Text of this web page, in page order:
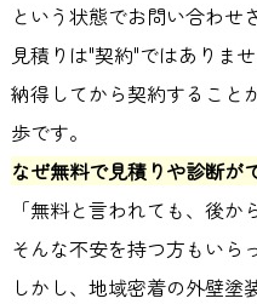
という状態でお問い合わせ
見積りは"契約"ではありませ
納得してから契約すること
歩です。
なぜ無料で見積りや診断が
「無料と言われても、後か
そんな不安を持つ方もいら
しかし、地域密着の外壁塗